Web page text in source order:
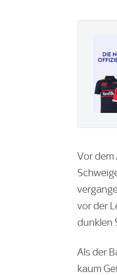
Vor
vor der
dunklen
Als der
kaum